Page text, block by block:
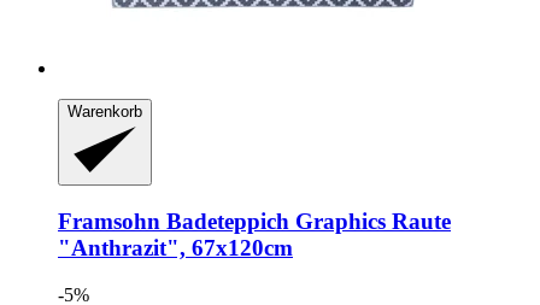
Warenkorb
Framsohn Badeteppich Graphics Raute
"Anthrazit", 67x120cm
-5%